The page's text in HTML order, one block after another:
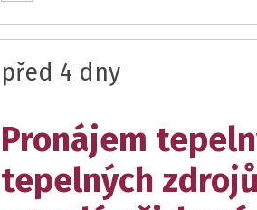
před 4 dny
Pronájem
tepelných